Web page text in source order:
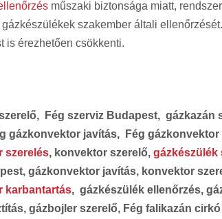
műszaki biztonsága miatt,
szakember általi
is érezhetően csökkenti.
Fég szerviz Budapest, gázkazán
gázkonvektor javítás, Fég
szerelés, konvektor szerelő, gázkészülék
gázkonvektor javítás, konvektor
karbantartás, gázkészülék ellenőrzés,
gázbojler szerelő, Fég falikazán